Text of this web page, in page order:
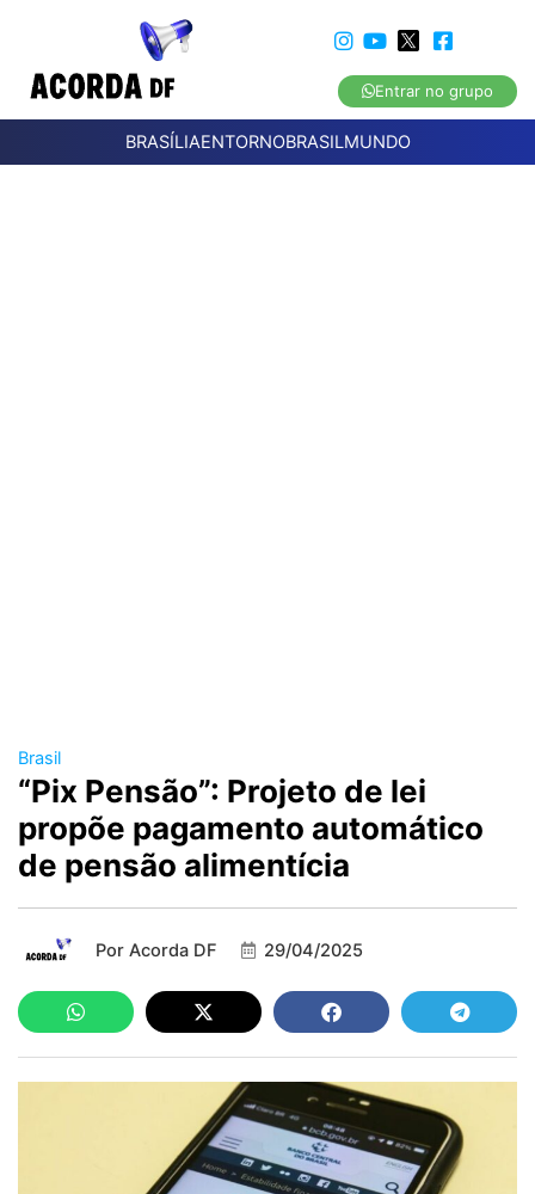
Entrar no grupo
BRASÍLIAENTORNOBRASILMUNDO
Brasil
“Pix Pensão”: Projeto de lei
propõe pagamento automático
de pensão alimentícia
Por Acorda DF 29/04/2025